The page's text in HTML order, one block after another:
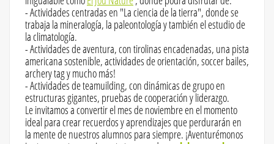
- Actividades centradas en "La ciencia de la tierra", donde se
trabaja la mineralogía, la paleontología y también el estudio de
la climatología.
- Actividades de aventura, con tirolinas encadenadas, una pista
americana sostenible, actividades de orientación, soccer bailes,
archery tag y mucho más!
- Actividades de teamuilding, con dinámicas de grupo en
estructuras gigantes, pruebas de cooperación y liderazgo.
Le invitamos a convertir el mes de noviembre en el momento
ideal para crear recuerdos y aprendizajes que perdurarán en
la mente de nuestros alumnos para siempre. ¡Aventurémonos